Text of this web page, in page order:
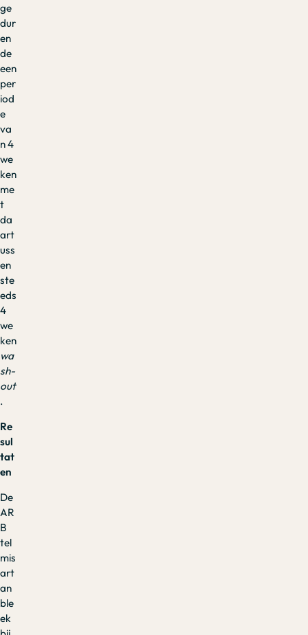
ge
dur
en
de
een
per
iod
e
va
n 4
we
ken
me
t
da
art
uss
en
ste
eds
4
we
ken
wa
sh-
out
.
Re
sul
tat
en
De
AR
B
tel
mis
art
an
ble
ek